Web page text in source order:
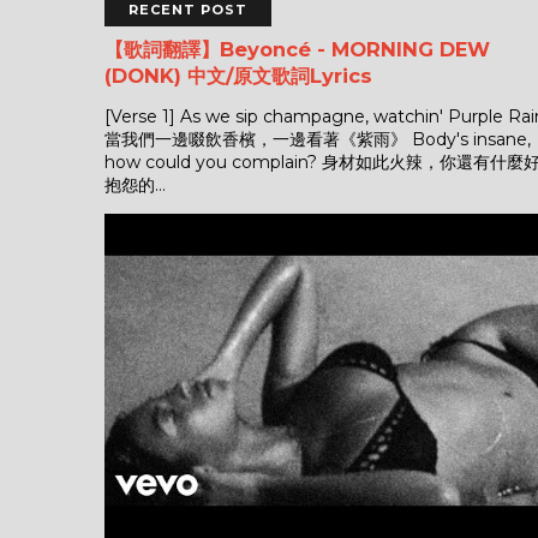
RECENT POST
【歌詞翻譯】Beyoncé - MORNING DEW
(DONK) 中文/原文歌詞Lyrics
[Verse 1] As we sip champagne, watchin' Purple
當我們一邊啜飲香檳，一邊看著《紫雨》 Body's insane,
how could you complain? 身材如此火辣，你還有什麼
抱怨的...